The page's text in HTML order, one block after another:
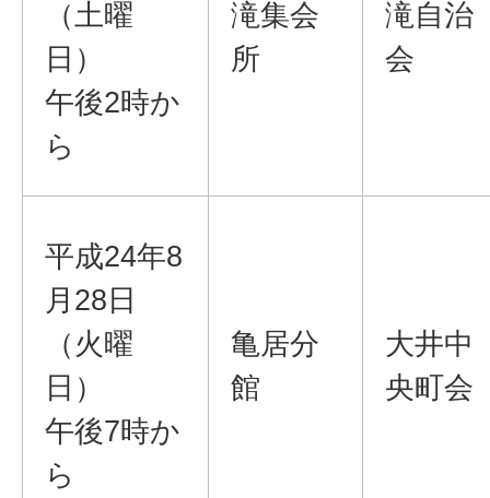
（土曜
日）
午後2時か
ら
滝集会
所
滝自治
会
平成24年8
月28日
（火曜
日）
午後7時か
ら
亀居分
館
大井中
央町会